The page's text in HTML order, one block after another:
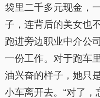
袋里二千多元现金，
子，连背后的美女也
跑进旁边职业中介公
一份工作。对于跑车
油兴奋的样子，她只
小车离开去。“对了